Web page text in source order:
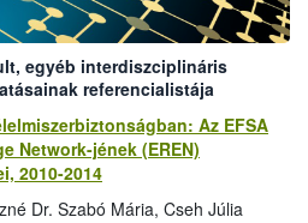
egyéb interdiszciplináris
referencialistája
Az EFSA
Network-jének (EREN)
2010-2014
Dr. Szabó Mária, Cseh Júlia